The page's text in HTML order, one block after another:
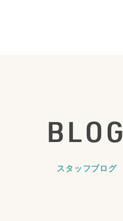
BLOG
スタッフブログ